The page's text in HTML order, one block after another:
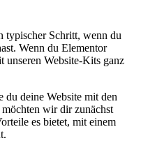
typischer Schritt, wenn du
Wenn du Elementor
unseren Website-Kits ganz
deine Website mit den
wir dir zunächst
es bietet, mit einem